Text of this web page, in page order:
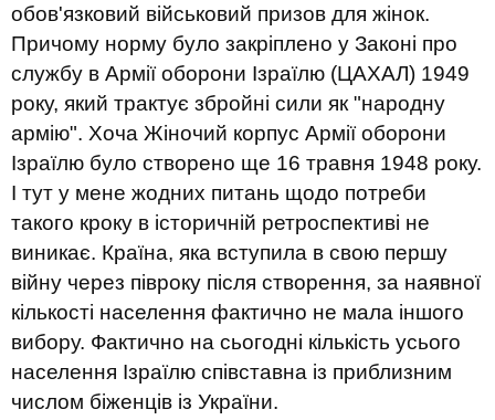
обов'язковий військовий призов для жінок.
Причому норму було закріплено у Законі про
службу в Армії оборони Ізраїлю (ЦАХАЛ) 1949
року, який трактує збройні сили як "народну
армію". Хоча Жіночий корпус Армії оборони
Ізраїлю було створено ще 16 травня 1948 року.
І тут у мене жодних питань щодо потреби
такого кроку в історичній ретроспективі не
виникає. Країна, яка вступила в свою першу
війну через півроку після створення, за наявної
кількості населення фактично не мала іншого
вибору. Фактично на сьогодні кількість усього
населення Ізраїлю співставна із приблизним
числом біженців із України.